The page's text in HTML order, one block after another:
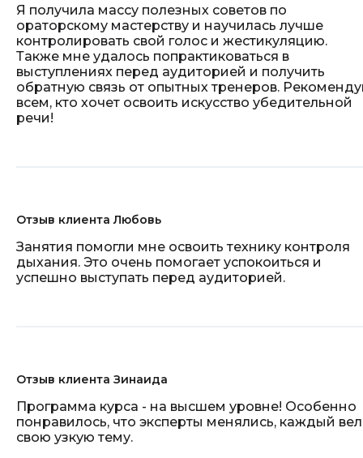
Я получила массу полезных советов по
ораторскому мастерству и научилась лучше
контролировать свой голос и жестикуляцию.
Также мне удалось попрактиковаться в
выступлениях перед аудиторией и получить
обратную связь от опытных тренеров.
всем, кто хочет освоить искусство убедительной
речи!
Отзыв клиента Любовь
Занятия помогли мне освоить технику контроля
дыхания. Это очень помогает успокоиться и
успешно выступать перед аудиторией.
Отзыв клиента Зинаида
Программа курса - на высшем уровне! Особенно
понравилось, что эксперты менялись, каждый вел
свою узкую тему.